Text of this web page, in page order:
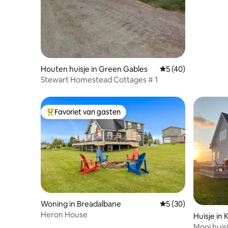
Houten huisje in Green Gables Gemiddelde
5 (40)
Stewart Homestead Cottages # 1
Topfavoriet van gasten
Favoriet van gasten
Woning in Breadalbane Gemiddelde
5 (30)
Heron House
Huisje in